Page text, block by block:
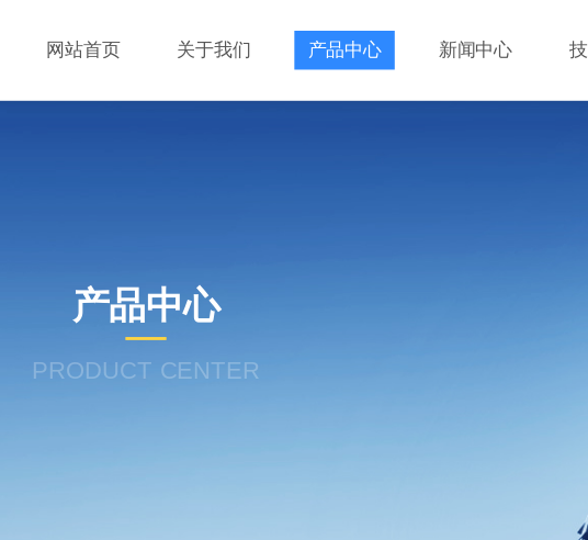
网站首页 关于我们 产品中心 新闻中心
产品中心
PRODUCT CENTER